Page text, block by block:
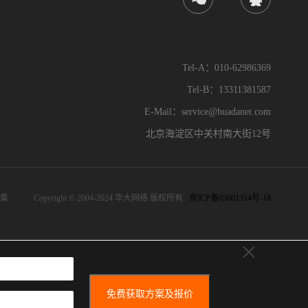
Tel-A：010-62986369
Tel-B：13311381587
E-Mail：service@huadanet.com
北京海淀区中关村南大街12号
Copyright © 2004-2024 华大网络 版权所有 京ICP备05001314号-18